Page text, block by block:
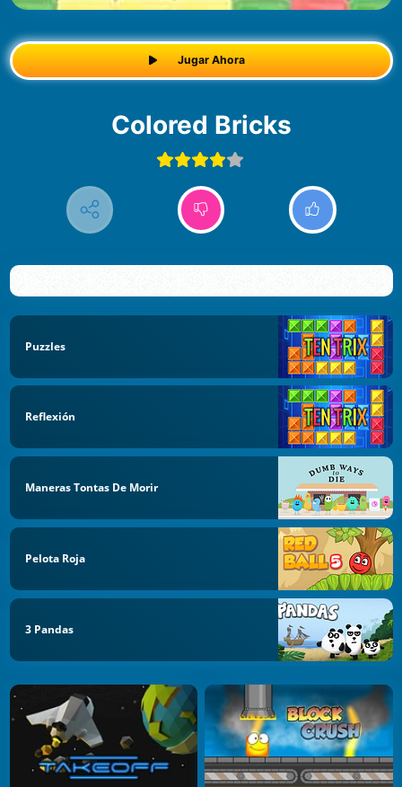
Jugar Ahora
Colored Bricks
Puzzles
Reflexión
Maneras Tontas De Morir
Pelota Roja
3 Pandas